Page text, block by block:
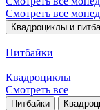
Смотреть все
Квадроциклы и
Питбайки
Квадроциклы
Смотреть все
Питбайки